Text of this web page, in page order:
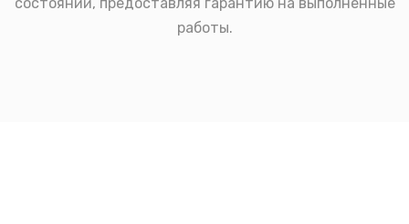
работы.